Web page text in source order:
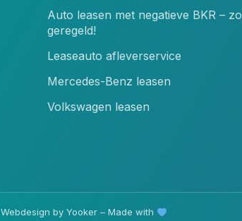
Auto leasen met negatieve BKR – zo
geregeld!
Leaseauto afleverservice
Mercedes-Benz leasen
Volkswagen leasen
Webdesign by Yooker – Made with